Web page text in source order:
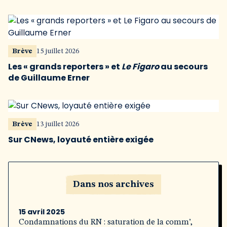
Brève 15 juillet 2026
Les « grands reporters » et Le Figaroau secours
de Guillaume Erner
Brève 13 juillet 2026
Sur CNews, loyauté entière exigée
Dans nos archives
15 avril 2025
Condamnations du RN : saturation de la comm’,